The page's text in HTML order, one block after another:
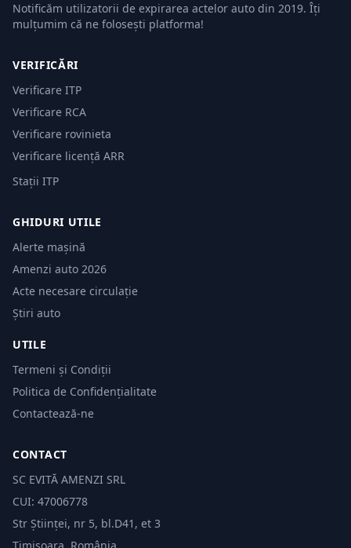
Notificăm utilizatorii de expirarea actelor auto din 2019. Îți
mulțumim că ne folosești platforma!
VERIFICĂRI
Verificare ITP
Verificare RCA
Verificare rovinieta
Verificare licență ARR
Stații ITP
GHIDURI UTILE
Alerte mașină
Amenzi auto 2026
Acte necesare circulație
Știri auto
UTILE
Termeni și Condiții
Politica de Confidențialitate
Contactează-ne
CONTACT
SC EVITĂ AMENZI SRL
CUI: 47006778
Str Științei, nr 5, bl.D41, et 3